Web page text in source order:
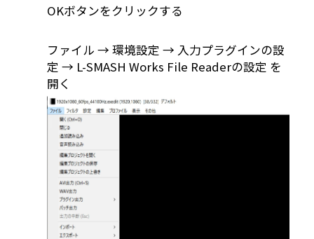
OKボタンをクリックする
ファイル → 環境設定 → 入力プラグインの設
定 → L-SMASH Works File Readerの設定 を
開く